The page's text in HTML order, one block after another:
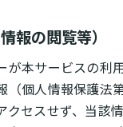
報の閲覧等）
が本サービスの利
（個人情報保護法
クセスせず、当該